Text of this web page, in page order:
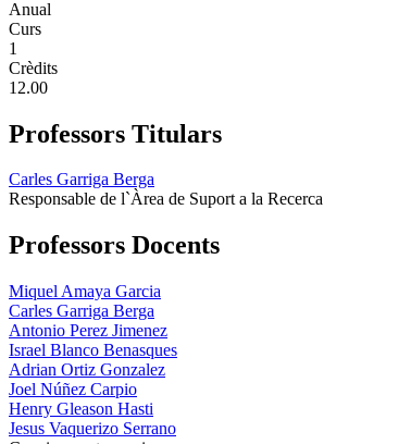
Anual
Curs
1
Crèdits
12.00
Professors Titulars
Carles Garriga Berga
Responsable de l`Àrea de Suport a la Recerca
Professors Docents
Miquel Amaya Garcia
Carles Garriga Berga
Antonio Perez Jimenez
Israel Blanco Benasques
Adrian Ortiz Gonzalez
Joel Núñez Carpio
Henry Gleason Hasti
Jesus Vaquerizo Serrano